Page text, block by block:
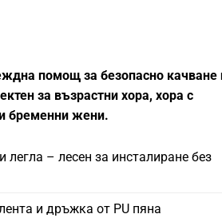
помощ за безопасно качване
за възрастни хора, хора с
бременни жени.
легла – лесен за инсталиране без
и дръжка от PU пяна